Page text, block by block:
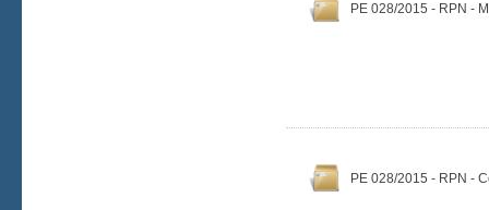
PE 028/2015 - RPN -
PE 028/2015 - RPN -